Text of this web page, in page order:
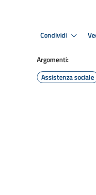
Condividi
Argomenti:
Assistenza sociale